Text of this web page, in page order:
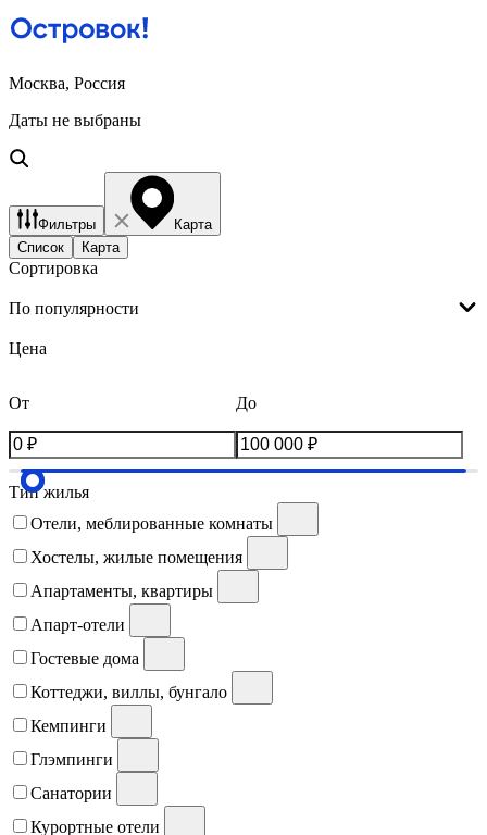
Москва, Россия
Даты не выбраны
Фильтры
Карта
Список
Карта
Сортировка
По популярности
Цена
От До
Тип жилья
Отели, меблированные комнаты
Хостелы, жилые помещения
Апартаменты, квартиры
Апарт-отели
Гостевые дома
Коттеджи, виллы, бунгало
Кемпинги
Глэмпинги
Санатории
Курортные отели